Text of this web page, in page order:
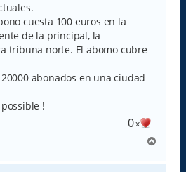
cuesta 100 euros en la
de la principal, la
tribuna norte. El abomo cubre
abonados en una ciudad
!
0x
r